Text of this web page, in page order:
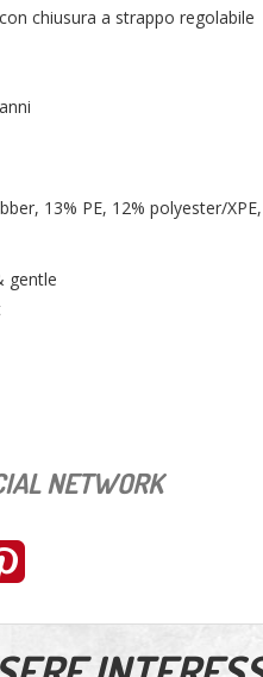
chiusura a strappo regolabile
13% PE, 12% polyester/
gentle
NETWORK